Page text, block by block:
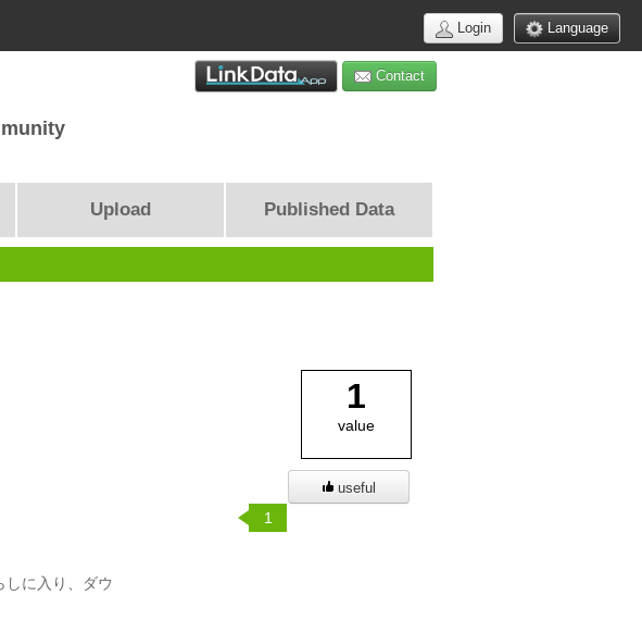
Language
Login
Contact
Upload Published Data
に入り、ダウ
1
value
useful
1